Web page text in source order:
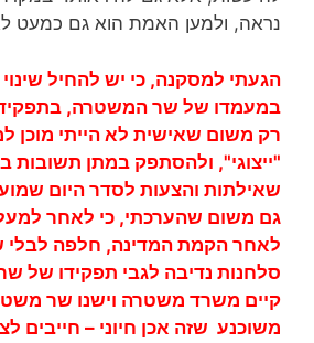
נראה, ולמען האמת הוא גם כמעט
הגעתי למסקנה, כי יש להחיל
במעמדו של שר המשטרה, בתפקידו
רק משום שאישית לא הייתי מוכן
"ייצוגי", ולהסתפק במתן תשובות
שאילתות והצעות לסדר היום
גם משום שהערכתי, כי לאחר
לאחר הקמת המדינה, חלפה לבלי
סלחנות נדיבה לגבי תפקידו של
קיים משרד משטרה וישנו שר
משוכנע שזה אכן חיוני – חייבים